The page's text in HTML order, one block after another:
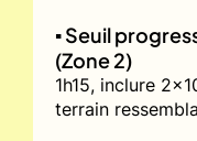
▪️ Seuil
(Zone 2)
1h15, inclure
terrain